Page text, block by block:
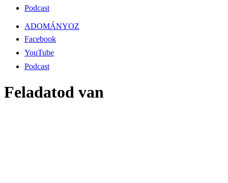
Podcast
ADOMÁNYOZ
Facebook
YouTube
Podcast
Feladatod van